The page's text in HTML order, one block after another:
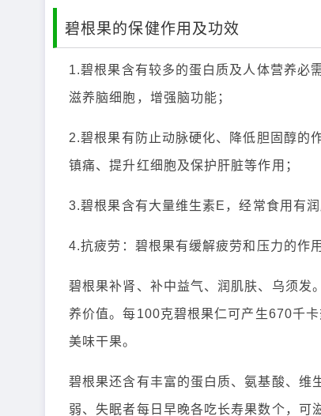
碧根果的保健作用及功效
1.碧根果含有较多的蛋白质及人体营养必
滋养脑细胞，增强脑功能；
2.碧根果有防止动脉硬化、降低胆固醇的
镇痛、提升红细胞及保护肝脏等作用；
3.碧根果含有大量维生素E，经常食用有
4.抗疲劳：碧根果有缓解疲劳和压力的作用
碧根果补肾、补中益气、润肌肤、乌须发
养价值。每100克碧根果仁可产生670千
美味干果。
碧根果还含有丰富的蛋白质、氨基酸、维
弱、失眠者每日早晚各吃长寿果数个，可